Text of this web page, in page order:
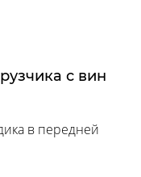
с вин
в передней